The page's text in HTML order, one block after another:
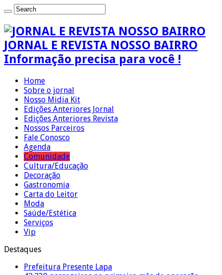
JORNAL E REVISTA NOSSO BAIRRO
Informação precisa para você !
Home
Sobre o jornal
Nosso Midia Kit
Edições Anteriores Jornal
Edições Anteriores Revista
Nossos Parceiros
Fale Conosco
Agenda
Comunidade
Cultura/Educação
Decoração
Gastronomia
Carta do Leitor
Moda
Saúde/Estética
Serviços
Vip
Destaques
Prefeitura Presente Lapa